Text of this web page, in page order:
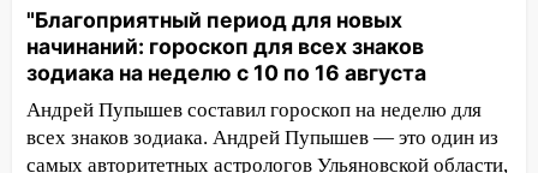
11:55 Соцсети: светофор упал на
машину во время сильного ливня в
Ульяновске
11:00
В Ульяновской области люди в
СНТ сидят без света
"Благоприятный период для новых
начинаний: гороскоп для всех знаков
зодиака на неделю с 10 по 16 августа
Андрей Пупышев составил гороскоп на неделю для
всех знаков зодиака. Андрей Пупышев — это один из
самых авторитетных астрологов Ульяновской области,